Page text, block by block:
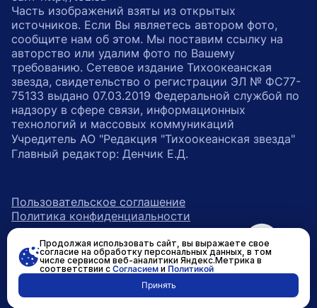
Часть изображений взяты из открытых
источников. Если Вы являетесь автором фото,
сообщите нам об этом. Мы поставим ссылку на
авторство или удалим фото по Вашему
требованию. Сетевое издание Тихоокеанская
звезда, свидетельство о регистрации ЭЛ № ФС77-
75133 выдано 07.03.2019 Федеральной службой по
надзору в сфере связи, информационных
технологий и массовых коммуникаций
Учредитель АО "Редакция "Тихоокеанская звезда"
Главный редактор: Денчик Е.Д.
Пользовательское соглашение
Политика конфиденциальности
ссылка на главную
возрастное ограничение 16+
ссылка на страницу в Вконтакте
ссылка на страницу в
ссылка на канал в
Разработано в
Продолжая использовать сайт, вы выражаете свое
согласие на обработку персональных данных, в том
числе сервисом веб-аналитики Яндекс.Метрика в
соответствии с Согласиеми Политикой
Принять